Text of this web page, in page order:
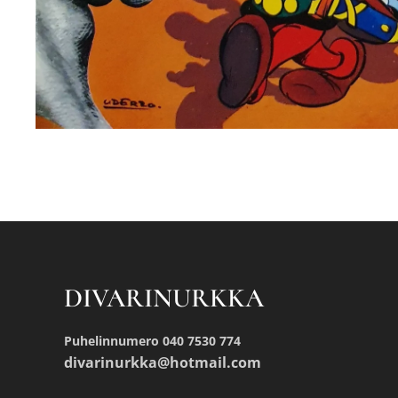
DIVARINURKKA
Puhelinnumero 040 7530 774
divarinurkka@hotmail.com